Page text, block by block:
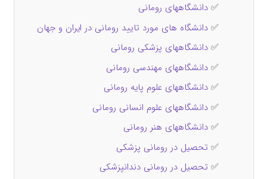
✅ دانشگاههای رومانی
✅ دانشگاه های مورد تایید رومانی در ایران و جهان
✅ دانشگاههای پزشکی رومانی
✅ دانشگاههای مهندسی رومانی
✅ دانشگاههای علوم پایه رومانی
✅ دانشگاههای علوم انسانی رومانی
✅ دانشگاههای هنر رومانی
✅ تحصیل در رومانی پزشکی
✅ تحصیل در رومانی دندانپزشکی